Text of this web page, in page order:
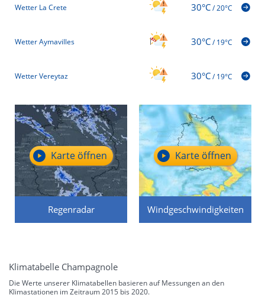
Wetter La Crete 30°C/20°C
Wetter Aymavilles 30°C/19°C
Wetter Vereytaz 30°C/19°C
Regenradar
Karte öffnen
Windgeschwindigkeiten
Karte öffnen
Klimatabelle Champagnole
Die Werte unserer Klimatabellen basieren auf Messungen an den
Klimastationen im Zeitraum 2015 bis 2020.